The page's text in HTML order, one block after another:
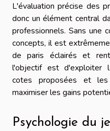
L'évaluation précise des
donc un élément central
professionnels. Sans une
concepts, il est
de paris éclairés et
l'objectif est d'exploiter
cotes proposées et
maximiser les gains
Psychologie du